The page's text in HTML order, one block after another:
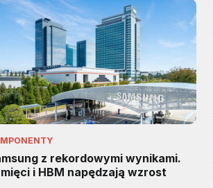
z rekordowymi wynikami.
i HBM napędzają wzrost